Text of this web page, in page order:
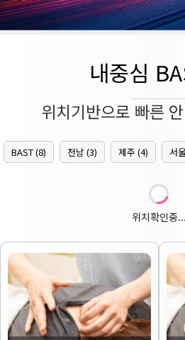
내중심
위치기반으로 빠른
BAST (8) 전남 (3) 제주 (4) 서
위치확인중...